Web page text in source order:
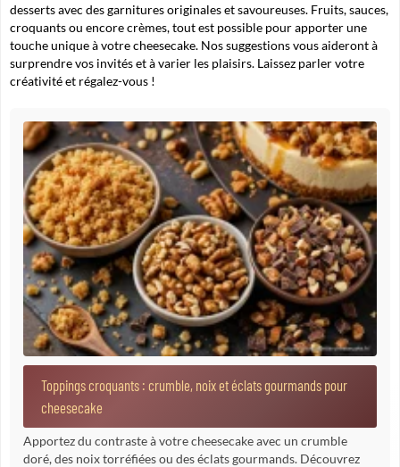
desserts avec des garnitures originales et savoureuses. Fruits, sauces,
croquants ou encore crèmes, tout est possible pour apporter une
touche unique à votre cheesecake. Nos suggestions vous aideront à
surprendre vos invités et à varier les plaisirs. Laissez parler votre
créativité et régalez-vous !
Toppings croquants : crumble, noix et éclats gourmands pour
cheesecake
Apportez du contraste à votre cheesecake avec un crumble
doré, des noix torréfiées ou des éclats gourmands. Découvrez